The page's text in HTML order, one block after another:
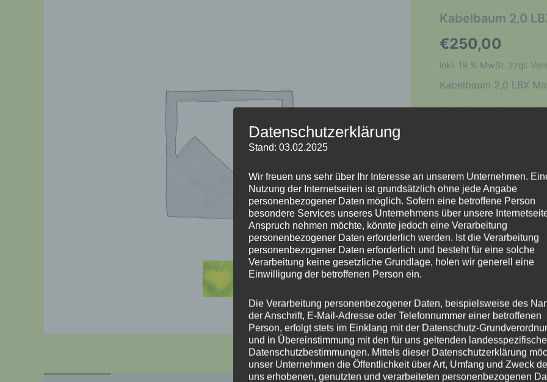
Kabelbaum 2,0
€250,00
inkl. 19 % MwSt. zzgl.
Kabelbaum 2,0 LBX
Verfügbarkeit: 1
Motorkennbuchstaben
CV
Menge
Artikelnummer:3-M-B-
Datenschutzerklärung
Stand: 03.02.2025
Wir freuen uns sehr über Ihr Interesse an unserem Unternehmen.
Nutzung der Internetseiten ist grundsätzlich ohne jede Angabe
personenbezogener Daten möglich. Sofern eine betroffene Person
besondere Services unseres Unternehmens über unsere
Anspruch nehmen möchte, könnte jedoch eine Verarbeitung
personenbezogener Daten erforderlich werden. Ist die Verarbeitung
personenbezogener Daten erforderlich und besteht für eine solche
Verarbeitung keine gesetzliche Grundlage, holen wir generell eine
Einwilligung der betroffenen Person ein.
Die Verarbeitung personenbezogener Daten, beispielsweise des
der Anschrift, E-Mail-Adresse oder Telefonnummer einer betroffenen
Person, erfolgt stets im Einklang mit der Datenschutz-
und in Übereinstimmung mit den für uns geltenden
Datenschutzbestimmungen. Mittels dieser Datenschutzerklärung
unser Unternehmen die Öffentlichkeit über Art, Umfang und Zweck
uns erhobenen, genutzten und verarbeiteten personenbezogenen